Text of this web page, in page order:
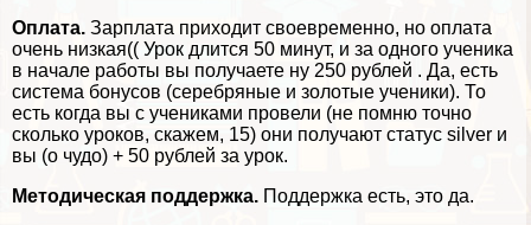
Оплата. Зарплата приходит своевременно, но оплата
очень низкая(( Урок длится 50 минут, и за одного ученика
в начале работы вы получаете ну 250 рублей . Да, есть
система бонусов (серебряные и золотые ученики). То
есть когда вы с учениками провели (не помню точно
сколько уроков, скажем, 15) они получают статус silver и
вы (о чудо) + 50 рублей за урок.
Методическая поддержка. Поддержка есть, это да.